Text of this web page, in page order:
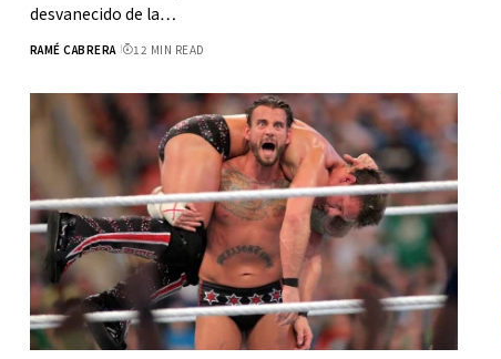
desvanecido de la…
RAMÉ CABRERA 12 MIN READ